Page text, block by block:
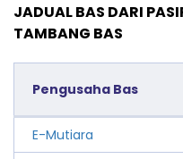
JADUAL BAS DARI
TAMBANG BAS
Pengusaha Bas
E-Mutiara